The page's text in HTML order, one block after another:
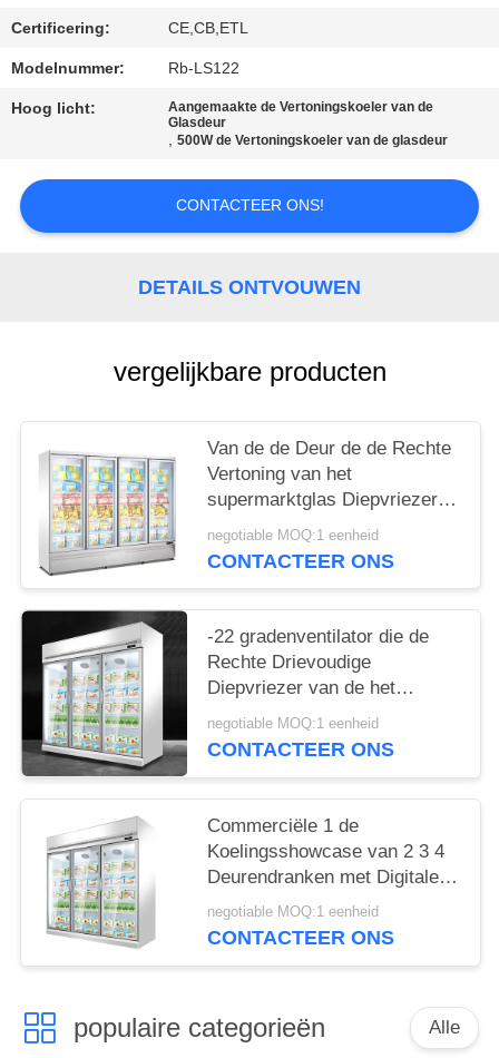
POLICY
Certificering: CE,CB,ETL
Modelnummer: Rb-LS122
Hoog licht:
Aangemaakte de Vertoningskoeler van de
Glasdeur
,500W de Vertoningskoeler van de glasdeur
CONTACTEER ONS!
DETAILS ONTVOUWEN
vergelijkbare producten
Van de de Deur de de Rechte
Vertoning van het
supermarktglas Diepvriezer
en Ijskast met Ce
negotiable MOQ:1 eenheid
CONTACTEER ONS
-22 gradenventilator die de
Rechte Drievoudige
Diepvriezer van de het
Roomijsvertoning van de
Glasdeur koelen
negotiable MOQ:1 eenheid
CONTACTEER ONS
Commerciële 1 de
Koelingsshowcase van 2 3 4
Deurendranken met Digitale
Thermostaat
negotiable MOQ:1 eenheid
CONTACTEER ONS
populaire categorieën Alle